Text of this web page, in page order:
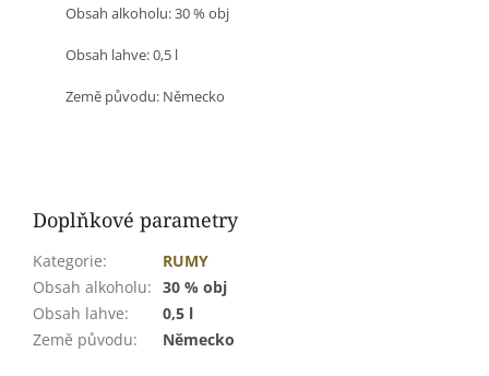
Obsah alkoholu: 30 % obj
Obsah lahve: 0,5 l
Země původu: Německo
Doplňkové parametry
Kategorie:
RUMY
Obsah alkoholu: 30 % obj
Obsah lahve:
0,5 l
Země původu: Německo